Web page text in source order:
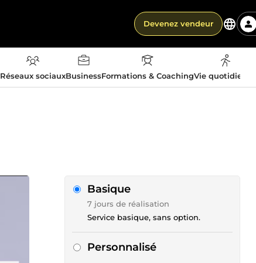
Devenez vendeur
Réseaux sociauxBusinessFormations & CoachingVie
Basique
7 jours de réalisation
Service basique, sans option.
Personnalisé